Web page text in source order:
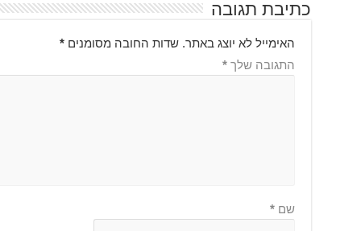
כתיבת תגובה
האימייל לא יוצג באתר. שדות החובה מסומנים*
התגובה שלך*
שם*